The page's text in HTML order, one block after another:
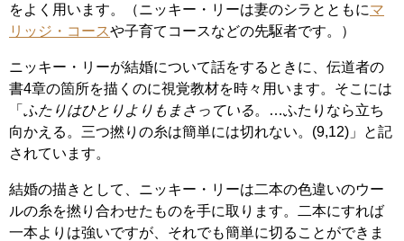
をよく用います。（ニッキー・リーは妻のシラとともにマ
リッジ・コースや子育てコースなどの先駆者です。）
ニッキー・リーが結婚について話をするときに、伝道者の
書4章の箇所を描くのに視覚教材を時々用います。そこには
「 ふたりはひとりよりもまさっている。…ふたりなら立ち
向かえる。三つ撚りの糸は簡単には切れない。(9,12)」と記
されています。
結婚の描きとして、ニッキー・リーは二本の色違いのウー
ルの糸を撚り合わせたものを手に取ります。二本にすれば
一本よりは強いですが、それでも簡単に切ることができま